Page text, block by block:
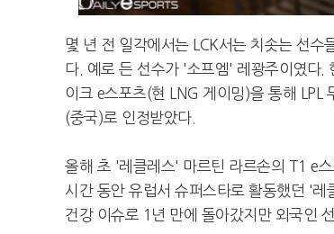
몇 년 전 일각에서는 LCK서는 치솟는 선
다. 예로 든 선수가 '소프엠' 레꽝주이였다.
이크 e스포츠(현 LNG 게이밍)을 통해 LPL
(중국)로 인정받았다.
올해 초 '레클레스' 마르틴 라르손의 T1 e
시간 동안 유럽서 슈퍼스타로 활동했던 '
건강 이슈로 1년 만에 돌아갔지만 외국인